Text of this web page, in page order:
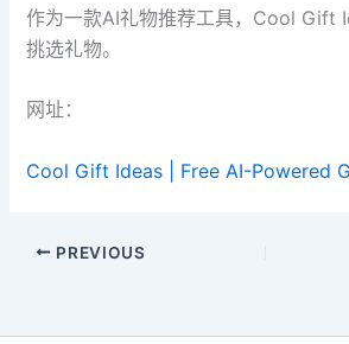
作为一款AI礼物推荐工具，Cool Gift
挑选礼物。
网址：
Cool Gift Ideas | Free AI-Powered
PREVIOUS